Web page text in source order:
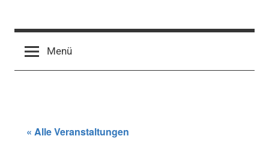
Menü
« Alle Veranstaltungen